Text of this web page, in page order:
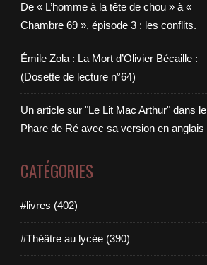
De « L’homme à la tête de chou » à «
Chambre 69 », épisode 3 : les conflits.
Émile Zola : La Mort d’Olivier Bécaille :
(Dosette de lecture n°64)
Un article sur "Le Lit Mac Arthur" dans le
Phare de Ré avec sa version en anglais
CATÉGORIES
#livres (402)
#Théâtre au lycée (390)